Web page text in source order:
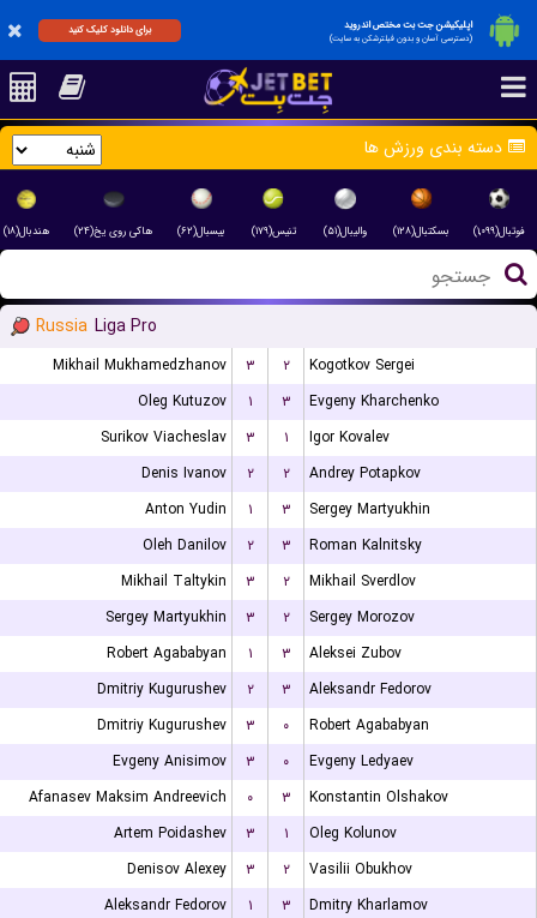
اپلیکیشن جت بت مختص اندروید
(دسترسی آسان و بدون فیلترشکن به سایت)
برای دانلود کلیک کنید
دسته بندی ورزش ها
فوتبال(۱,۰۹۹) بسکتبال(۱۲۸) والیبال(۵۱) تنیس(۱۷۹) بیسبال(۶۲) هاکی روی یخ(۲۴) هندبال(۱۸)
Russia Liga Pro
Mikhail Mukhamedzhanov ۳ ۲
Kogotkov Sergei
Oleg Kutuzov
۱ ۳
Evgeny Kharchenko
Surikov Viacheslav
۳ ۱
Igor Kovalev
Denis Ivanov
۲ ۲
Andrey Potapkov
Anton Yudin
۱ ۳
Sergey Martyukhin
Oleh Danilov
۲ ۳
Roman Kalnitsky
Mikhail Taltykin
۳ ۲
Mikhail Sverdlov
Sergey Martyukhin
۳ ۲
Sergey Morozov
Robert Agababyan
۱ ۳
Aleksei Zubov
Dmitriy Kugurushev
۲ ۳
Aleksandr Fedorov
Dmitriy Kugurushev
۳ ۰
Robert Agababyan
Evgeny Anisimov
۳ ۰
Evgeny Ledyaev
Afanasev Maksim Andreevich
۰ ۳
Konstantin Olshakov
Artem Poidashev
۳ ۱
Oleg Kolunov
Denisov Alexey
۳ ۲
Vasilii Obukhov
Aleksandr Fedorov
۱ ۳
Dmitry Kharlamov